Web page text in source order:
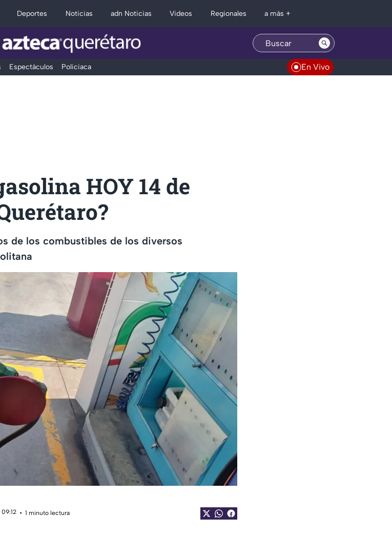
Deportes Noticias adn Noticias Videos Regionales a más +
Espectáculos Policiaca En Vivo
HOY 14 de
de los combustibles de los diversos
09:12
1 minuto lectura